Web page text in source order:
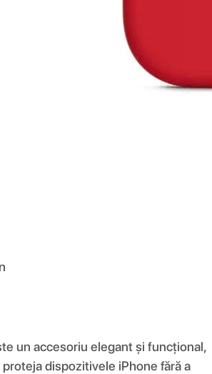
un accesoriu elegant și funcțional,
dispozitivele iPhone fără a